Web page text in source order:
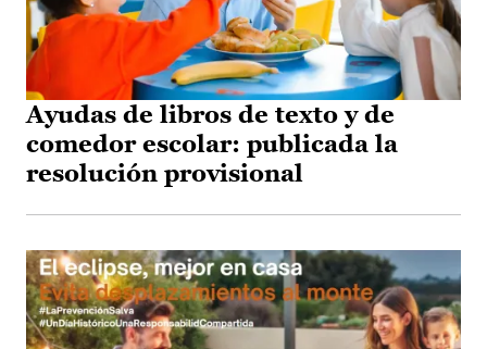
Ayudas de libros de texto y de
comedor escolar: publicada la
resolución provisional